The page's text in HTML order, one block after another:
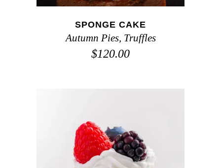
SPONGE CAKE
Autumn Pies, Truffles
$120.00
ADD TO CART